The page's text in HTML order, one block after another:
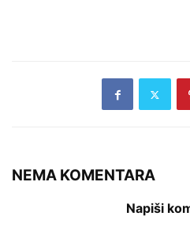
NEMA KOMENTARA
Napiši